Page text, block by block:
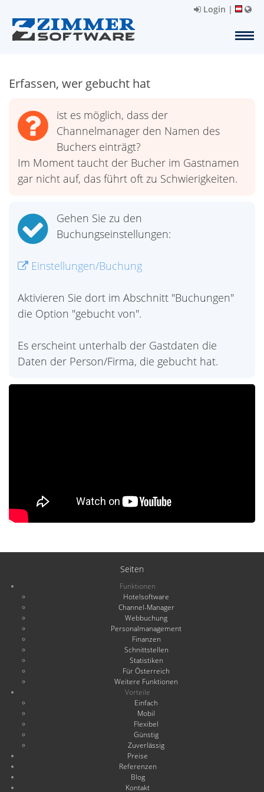
Login |
Erfassen, wer gebucht hat
ist es möglich, dass der
Channelmanager den Namen des
Buchers einträgt?
Im Moment taucht der Bucher im Gastnamen
gar nicht auf, das führt oft zu Schwierigkeiten.
Gehen Sie zu den
Buchungseinstellungen:
Einstellungen/Buchung
Aktivieren Sie dort im Abschnitt "Buchungen"
die Option "gebucht von".
Es erscheint unterhalb der Gastdaten die
Daten der Person/Firma, die gebucht hat.
Seiten
Funktionen
Hotelsoftware
Channel-Manager
Webbuchung
Personalmanagement
Finanzen
Schnittstellen
Statistiken
Für Österreich
Weitere Funktionen
Vorteile
Einfach
Mobil
Flexibel
Günstig
Zuverlässig
Preise
Referenzen
Blog
Kontakt